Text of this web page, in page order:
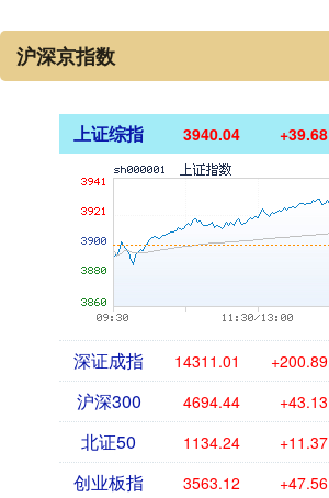
沪深京指数
上证综指 3940.04 +39.68
深证成指 14311.01 +200.89
沪深300 4694.44 +43.13
北证50 1134.24 +11.37
创业板指 3563.12 +47.56